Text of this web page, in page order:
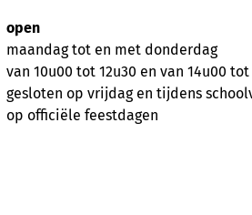
open
maandag tot en met donderdag
van 10u00 tot 12u30 en van 14u00 tot
gesloten op vrijdag en tijdens
op officiële feestdagen